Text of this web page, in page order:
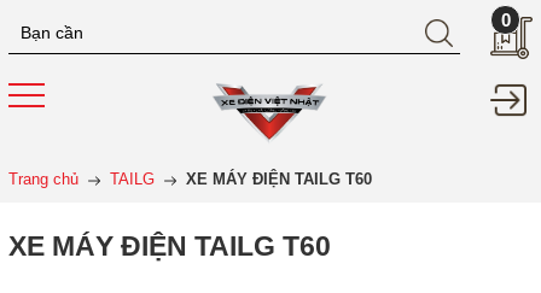
0
Trang chủ TAILG XE MÁY ĐIỆN TAILG T60
XE MÁY ĐIỆN TAILG T60